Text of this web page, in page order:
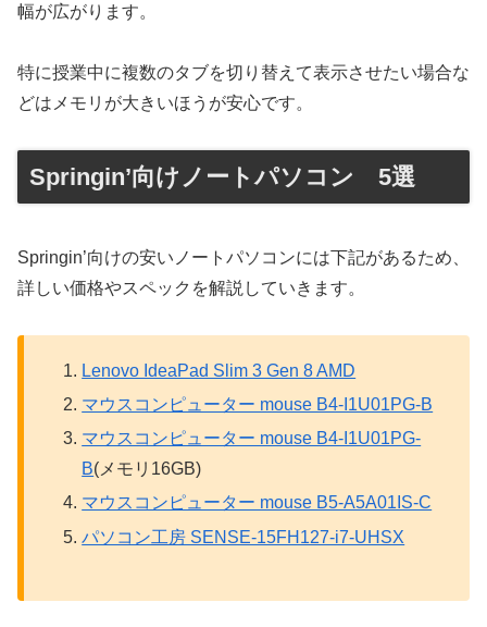
幅が広がります。
特に授業中に複数のタブを切り替えて表示させたい場合な
どはメモリが大きいほうが安心です。
Springin’向けノートパソコン 5選
Springin’向けの安いノートパソコンには下記があるため、
詳しい価格やスペックを解説していきます。
Lenovo IdeaPad Slim 3 Gen 8 AMD
マウスコンピューター mouse B4-I1U01PG-B
マウスコンピューター mouse B4-I1U01PG-
B(メモリ16GB)
マウスコンピューター mouse B5-A5A01IS-C
パソコン工房 SENSE-15FH127-i7-UHSX